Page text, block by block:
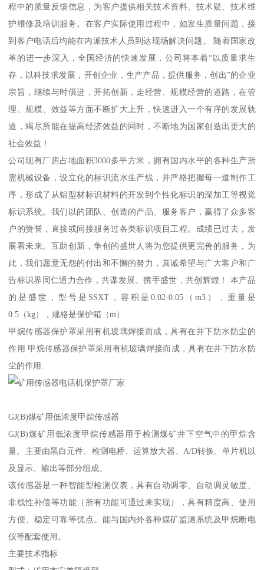
程中的质量反馈信息，为客户提供相关技术资料、技术疑、技术维
护维修及培训服务。在客户实际使用过程中，如发生质量问题，接
到客户电话后均能在内派技术人员到达现场解决问题。 随着国家改
革的进一步深入，全国经济的快速发展，公司将本着“以质量求生
存，以科技求发展，开创企业，生产产品，提供服务，创出”的企业
宗旨，继续与时俱进，开拓创新，走经营、规模经营的道路，在管
理、规模、效益等方面不断扩大上升，快速进入一个有序的发展轨
道，竭尽所能在提高经济效益的同时，不断地为国家创造出更大的
社会效益！
公司现有厂房占地面积3000多平方米，拥有国内水平的各种生产所
需机械设备，设立化的标识流水生产线，并严格把握每一道制作工
序，形成了从铝型材标识材料的开发到个性化标识的深加工等视觉
标识系统。我们以的团队、创造的产品、服务客户，赢得了众多客
户的赞誉，直接或间接服务过各类标识项目工程。成绩已过去，发
展看未来。互助创新，争创的盛世人将为您提供更完善的服务，为
此，我们愿意无怨的付出和不懈的努力，真诚希望与广大客户和广
告标识界同仁通力合作，共谋发展。携手盛世，共创辉煌！ 本产品
的是盛世，型号是SSXT，容积是0.02-0.05（m3），重量是
0.5（kg），规格是保护箱（m）
甲烷传感器保护罩采用有机玻璃焊接而成，具有在井下防水防尘的
作用.甲烷传感器保护罩采用有机玻璃焊接而成，具有在井下防水防
尘的作用.
GJ(B)煤矿用低浓度甲烷传感器
GJ(B)煤矿用低浓度甲烷传感器用于检测煤矿井下空气中的甲烷含
量。主要由黑白元件、检测电桥、运算放大器、A/D转换、单片机以
及显示、输出等部分组成。
该传感器是一种智能型检测仪表，具有自动调零、自动调灵敏度、
非线性补偿等功能（所有功能可通过来实现），具有精度高、使用
方便、稳定可靠等优点。能与国内外各种煤矿监测系统及甲烷断电
仪等配套使用。
主要技术指标